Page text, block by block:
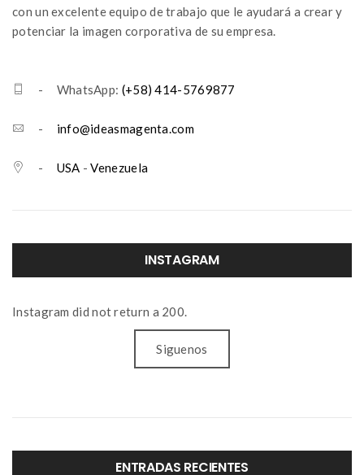
con un excelente equipo de trabajo que le ayudará a crear y
potenciar la imagen corporativa de su empresa.
- WhatsApp: (+58) 414-5769877
- info@ideasmagenta.com
- USA -Venezuela
INSTAGRAM
Instagram did not return a 200.
Siguenos
ENTRADAS RECIENTES